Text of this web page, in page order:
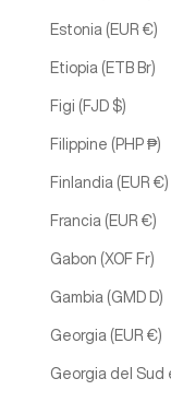
Estonia (EUR €)
Etiopia (ETB Br)
Figi (FJD $)
Filippine (PHP ₱)
Finlandia (EUR €)
Francia (EUR €)
Gabon (XOF Fr)
Gambia (GMD D)
Georgia (EUR €)
Georgia del Sud